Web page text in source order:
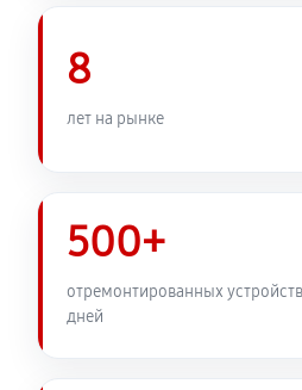
8
лет на рынке
500+
отремонтированных
дней